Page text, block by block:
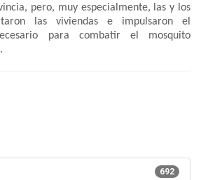
pero, muy especialmente, las y los
las viviendas e impulsaron el
para combatir el mosquito
692